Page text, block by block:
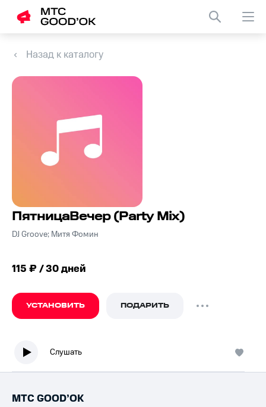
Назад к каталогу
ПятницаВечер (Party Mix)
DJ Groove; Митя Фомин
115 ₽ / 30 дней
УСТАНОВИТЬ ПОДАРИТЬ
Слушать
МТС GOOD’OK